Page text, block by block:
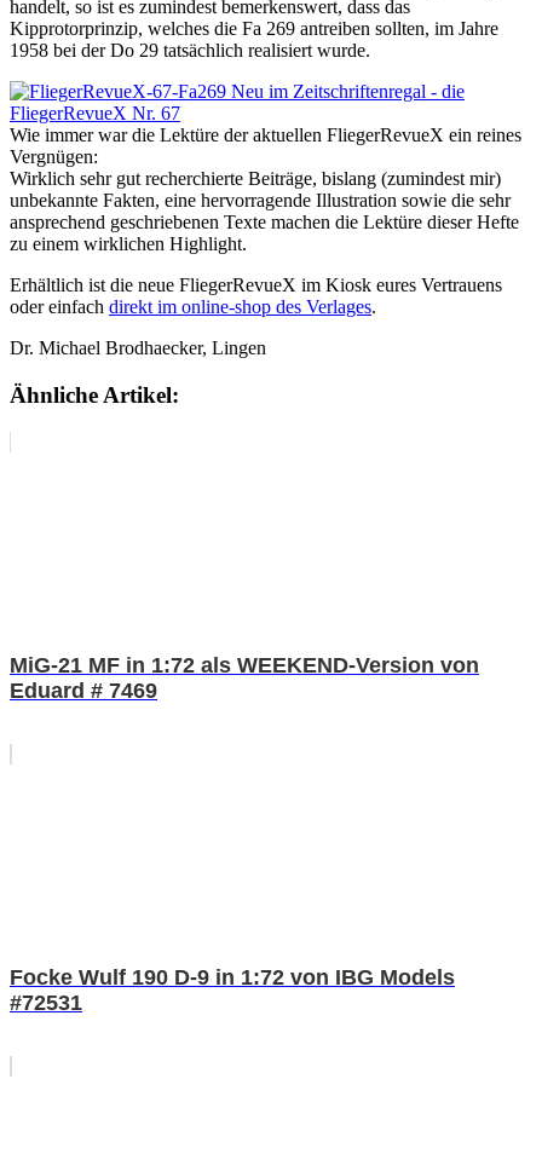
handelt, so ist es zumindest bemerkenswert, dass das
Kipprotorprinzip, welches die Fa 269 antreiben sollten, im Jahre
1958 bei der Do 29 tatsächlich realisiert wurde.
Wie immer war die Lektüre der aktuellen FliegerRevueX ein reines
Vergnügen:
Wirklich sehr gut recherchierte Beiträge, bislang (zumindest mir)
unbekannte Fakten, eine hervorragende Illustration sowie die sehr
ansprechend geschriebenen Texte machen die Lektüre dieser Hefte
zu einem wirklichen Highlight.
Erhältlich ist die neue FliegerRevueX im Kiosk eures Vertrauens
oder einfach direkt im online-shop des Verlages.
Dr. Michael Brodhaecker, Lingen
Ähnliche Artikel:
MiG-21 MF in 1:72 als WEEKEND-Version von
Eduard # 7469
Focke Wulf 190 D-9 in 1:72 von IBG Models
#72531